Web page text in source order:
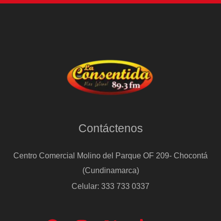
Contáctenos
Centro Comercial Molino del Parque OF 209- Chocontá
(Cundinamarca)
Celular: 333 733 0337